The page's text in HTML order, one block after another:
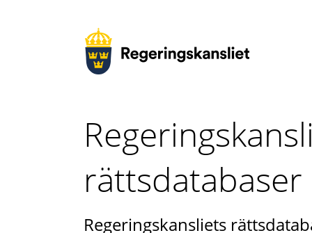
rättsdatabaser
Regeringskansliets